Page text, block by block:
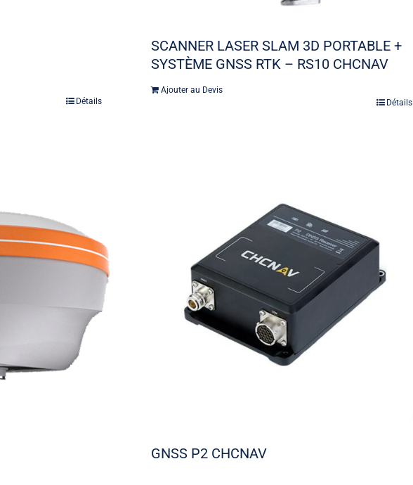
Détails
SCANNER LASER SLAM 3D PORTABLE +
SYSTÈME GNSS RTK – RS10 CHCNAV
Ajouter au Devis
Détails
GNSS P2 CHCNAV